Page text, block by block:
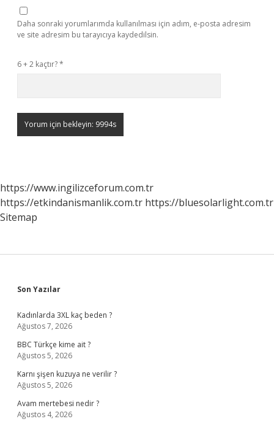
Daha sonraki yorumlarımda kullanılması için adım, e-posta adresim
ve site adresim bu tarayıcıya kaydedilsin.
6 + 2 kaçtır?*
https://www.ingilizceforum.com.tr
https://etkindanismanlik.com.tr https://bluesolarlight.com.tr
Sitemap
Sidebar
Son Yazılar
Kadınlarda 3XL kaç beden ?
Ağustos 7, 2026
BBC Türkçe kime ait ?
Ağustos 5, 2026
Karnı şişen kuzuya ne verilir ?
Ağustos 5, 2026
Avam mertebesi nedir ?
Ağustos 4, 2026